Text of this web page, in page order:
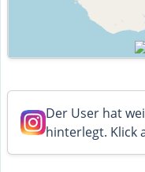
Der User hat
hinterlegt. Klick